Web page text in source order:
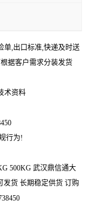
单,出口标准,快递及时送
据客户需求分装发货
术资料
行为!
500KG 武汉鼎信通大
发货 长期稳定供货 订购